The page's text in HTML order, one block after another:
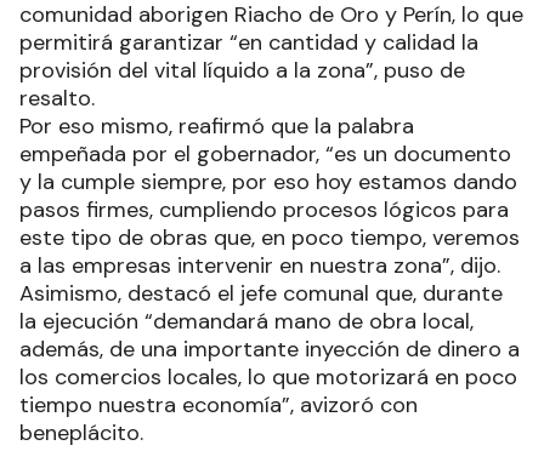
comunidad aborigen Riacho de Oro y Perín, lo que
permitirá garantizar “en cantidad y calidad la
provisión del vital líquido a la zona”, puso de
resalto.
Por eso mismo, reafirmó que la palabra
empeñada por el gobernador, “es un documento
y la cumple siempre, por eso hoy estamos dando
pasos firmes, cumpliendo procesos lógicos para
este tipo de obras que, en poco tiempo, veremos
a las empresas intervenir en nuestra zona”, dijo.
Asimismo, destacó el jefe comunal que, durante
la ejecución “demandará mano de obra local,
además, de una importante inyección de dinero a
los comercios locales, lo que motorizará en poco
tiempo nuestra economía”, avizoró con
beneplácito.